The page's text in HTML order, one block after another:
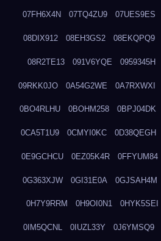
07FH6X4N 07TQ4ZU9 07UES9ES
08DIX912 08EH3GS2 08EKQPQ9
08R2TE13 091V6YQE 0959345H
09RKK0JO 0A54G2WE 0A7RXWXI
0BO4RLHU 0BOHM258 0BPJ04DK
0CA5T1U9 0CMYI0KC 0D38QEGH
0E9GCHCU 0EZ05K4R 0FFYUM84
0G363XJW 0GI31E0A 0GJSAH4M
0H7Y9RRM 0H9OI0N1 0HYK5SEI
0IM5QCNL 0IUZL33Y 0J6YMSQ9